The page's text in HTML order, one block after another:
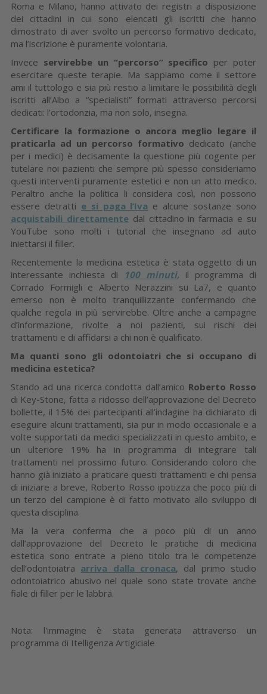
Roma e Milano, hanno attivato dei registri a disposizione
dei cittadini in cui sono elencati gli iscritti che hanno
dimostrato di aver svolto un percorso formativo dedicato,
ma l’iscrizione è puramente volontaria.
Invece servirebbe un “percorso” specifico per poter
esercitare queste terapie. Ma sappiamo come il settore
ami il tuttologo e sia più restio a limitare le possibilità degli
iscritti all’Albo a “specialisti” formati attraverso percorsi
dedicati: l’ortodonzia, ma non solo, insegna.
Certificare la formazione o ancora meglio legare il
praticarla ad un percorso formativo dedicato (anche
per i medici) è decisamente la questione più cogente per
tutelare noi pazienti che sempre più spesso consideriamo
questi interventi puramente estetici e non un atto medico.
Peraltro anche la politica li considera così, non possono
essere detratti e si paga l’Iva e alcune sostanze sono
acquistabili direttamentedal cittadino in farmacia e su
YouTube sono molti i tutorial che insegnano ad auto
iniettarsi il filler.
Recentemente la medicina estetica è stata oggetto di un
interessante inchiesta di
100 minuti, il programma di
Corrado Formigli e Alberto Nerazzini su La7, e quanto
emerso non è molto tranquillizzante confermando che
qualche regola in più servirebbe. Oltre anche a campagne
d’informazione, rivolte a noi pazienti, sui rischi dei
trattamenti e di affidarsi a chi non è qualificato.
Ma quanti sono gli odontoiatri che si occupano di
medicina estetica?
Stando ad una ricerca condotta dall’amico Roberto Rosso
di Key-Stone, fatta a ridosso dell’approvazione del Decreto
bollette, il 15% dei partecipanti all’indagine ha dichiarato di
eseguire alcuni trattamenti, sia pur in modo occasionale e a
volte supportati da medici specializzati in questo ambito, e
un ulteriore 19% ha in programma di integrare tali
trattamenti nel prossimo futuro. Considerando coloro che
hanno già iniziato a praticare questi trattamenti e chi pensa
di iniziare a breve, Roberto Rosso ipotizza che poco più di
un terzo del campione è di fatto motivato allo sviluppo di
questa disciplina.
Ma la vera conferma che a poco più di un anno
dall’approvazione del Decreto le pratiche di medicina
estetica sono entrate a pieno titolo tra le competenze
dell’odontoiatra arriva dalla cronaca, dal primo studio
odontoiatrico abusivo nel quale sono state trovate anche
fiale di filler per le labbra.
Nota: l'immagine è stata generata attraverso un
programma di Itelligenza Artigiciale